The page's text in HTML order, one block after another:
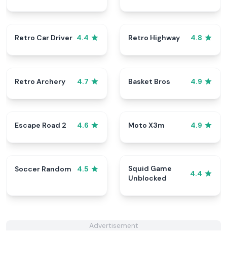
Retro Car Driver 4.4 Retro Highway 4.8
Retro Archery 4.7 Basket Bros 4.9
Escape Road 2 4.6 Moto X3m 4.9
Soccer Random 4.5
Squid Game
Unblocked
4.4
Advertisement